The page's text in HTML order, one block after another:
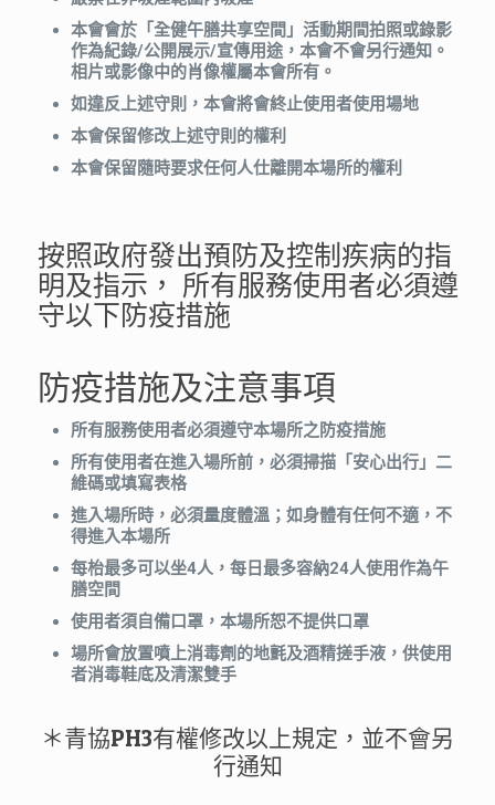
本會會於「全健午膳共享空間」活動期間拍照或錄影
作為紀錄/公開展示/宣傳用途，本會不會另行通知。
相片或影像中的肖像權屬本會所有。
如違反上述守則，本會將會終止使用者使用場地
本會保留修改上述守則的權利
本會保留隨時要求任何人仕離開本場所的權利
按照政府發出預防及控制疾病的指
明及指示， 所有服務使用者必須遵
守以下防疫措施
防疫措施及注意事項
所有服務使用者必須遵守本場所之防疫措施
所有使用者在進入場所前，必須掃描「安心出行」二
維碼或填寫表格
進入場所時，必須量度體溫；如身體有任何不適，不
得進入本場所
每枱最多可以坐4人，每日最多容納24人使用作為午
膳空間
使用者須自備口罩，本場所恕不提供口罩
場所會放置噴上消毒劑的地氈及酒精搓手液，供使用
者消毒鞋底及清潔雙手
＊青協PH3有權修改以上規定，並不會另
行通知